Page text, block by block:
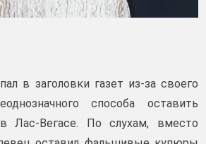
в заголовки газет из-за своего
способа оставить
Лас-Вегасе. По слухам, вместо